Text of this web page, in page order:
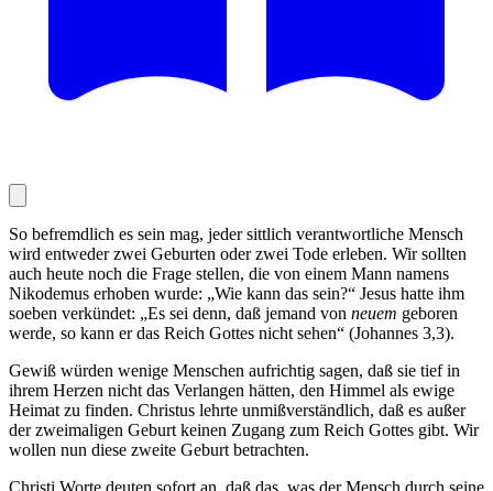
So befremdlich es sein mag, jeder sittlich verantwortliche Mensch
wird entweder zwei Geburten oder zwei Tode erleben. Wir sollten
auch heute noch die Frage stellen, die von einem Mann namens
Nikodemus erhoben wurde: „Wie kann das sein?“ Jesus hatte ihm
soeben verkündet: „Es sei denn, daß jemand von neuem geboren
werde, so kann er das Reich Gottes nicht sehen“ (Johannes 3,3).
Gewiß würden wenige Menschen aufrichtig sagen, daß sie tief in
ihrem Herzen nicht das Verlangen hätten, den Himmel als ewige
Heimat zu finden. Christus lehrte unmißverständlich, daß es außer
der zweimaligen Geburt keinen Zugang zum Reich Gottes gibt. Wir
wollen nun diese zweite Geburt betrachten.
Christi Worte deuten sofort an, daß das, was der Mensch durch seine